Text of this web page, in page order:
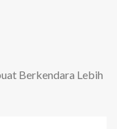
Berkendara Lebih